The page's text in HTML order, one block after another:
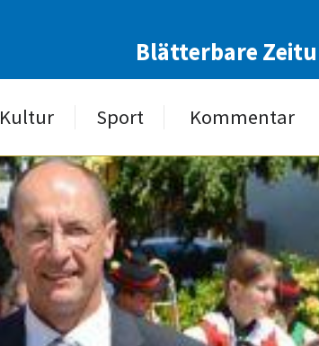
Blätterbare
Kultur Sport Kommentar